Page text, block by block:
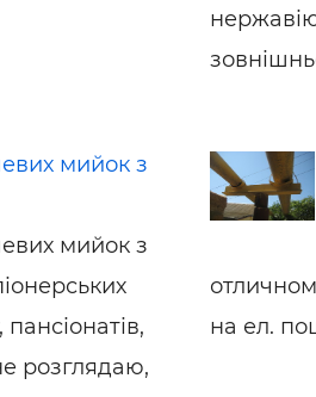
мийок з
мийок з
розглядаю,
на ел.